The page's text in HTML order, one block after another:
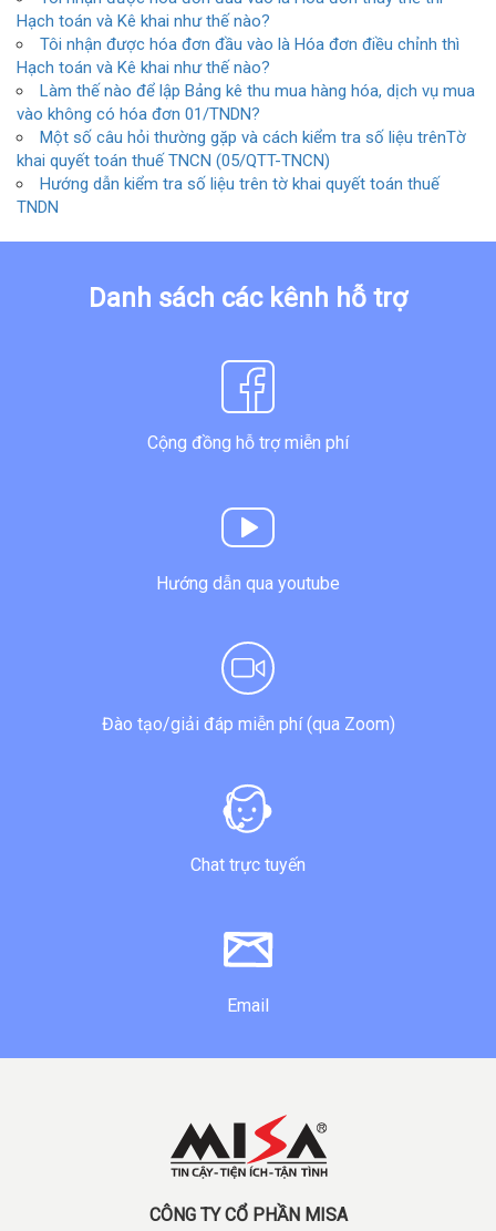
Hạch toán và Kê khai như thế nào?
Tôi nhận được hóa đơn đầu vào là Hóa đơn điều chỉnh thì
Hạch toán và Kê khai như thế nào?
Làm thế nào để lập Bảng kê thu mua hàng hóa, dịch vụ mua
vào không có hóa đơn 01/TNDN?
Một số câu hỏi thường gặp và cách kiểm tra số liệu trênTờ
khai quyết toán thuế TNCN (05/QTT-TNCN)
Hướng dẫn kiểm tra số liệu trên tờ khai quyết toán thuế
TNDN
Danh sách các kênh hỗ trợ
Cộng đồng hỗ trợ miễn phí
Hướng dẫn qua youtube
Đào tạo/giải đáp miễn phí (qua Zoom)
Chat trực tuyến
Email
CÔNG TY CỔ PHẦN MISA